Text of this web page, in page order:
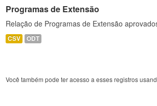
Programas de Extensão
Relação de Programas de Extensão
CSV ODT
Você também pode ter acesso a esses registros